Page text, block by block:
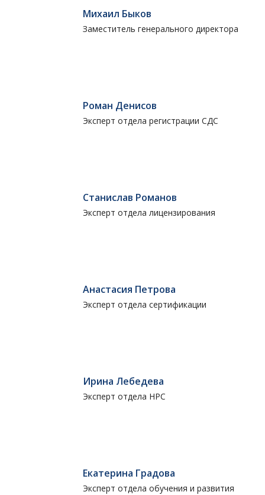
Михаил Быков
Заместитель генерального директора
Роман Денисов
Эксперт отдела регистрации СДС
Станислав Романов
Эксперт отдела лицензирования
Анастасия Петрова
Эксперт отдела сертификации
Ирина Лебедева
Эксперт отдела НРС
Екатерина Градова
Эксперт отдела обучения и развития